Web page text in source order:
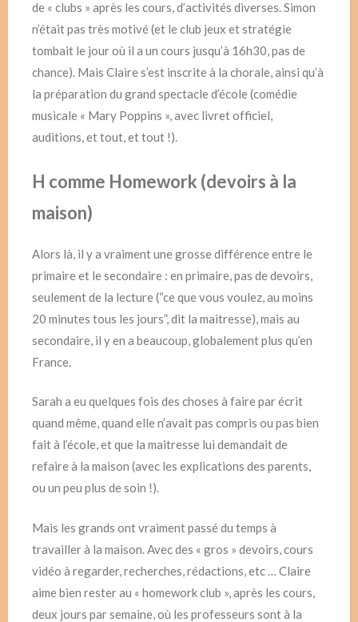
de « clubs » après les cours, d’activités diverses. Simon
n’était pas très motivé (et le club jeux et stratégie
tombait le jour où il a un cours jusqu’à 16h30, pas de
chance). Mais Claire s’est inscrite à la chorale, ainsi qu’à
la préparation du grand spectacle d’école (comédie
musicale « Mary Poppins », avec livret officiel,
auditions, et tout, et tout !).
H comme Homework (devoirs à la
maison)
Alors là, il y a vraiment une grosse différence entre le
primaire et le secondaire : en primaire, pas de devoirs,
seulement de la lecture (“ce que vous voulez, au moins
20 minutes tous les jours”, dit la maitresse), mais au
secondaire, il y en a beaucoup, globalement plus qu’en
France.
Sarah a eu quelques fois des choses à faire par écrit
quand même, quand elle n’avait pas compris ou pas bien
fait à l’école, et que la maitresse lui demandait de
refaire à la maison (avec les explications des parents,
ou un peu plus de soin !).
Mais les grands ont vraiment passé du temps à
travailler à la maison. Avec des « gros » devoirs, cours
vidéo à regarder, recherches, rédactions, etc … Claire
aime bien rester au « homework club », après les cours,
deux jours par semaine, où les professeurs sont à la